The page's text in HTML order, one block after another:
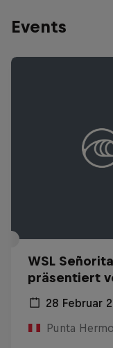
Events
WSL
präsentiert
28 Februar
Punta